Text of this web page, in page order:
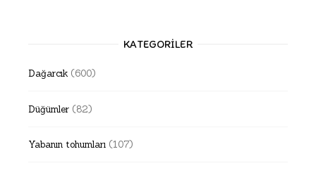
KATEGORILER
Dağarcık (600)
Düğümler (82)
Yabanın tohumları (107)